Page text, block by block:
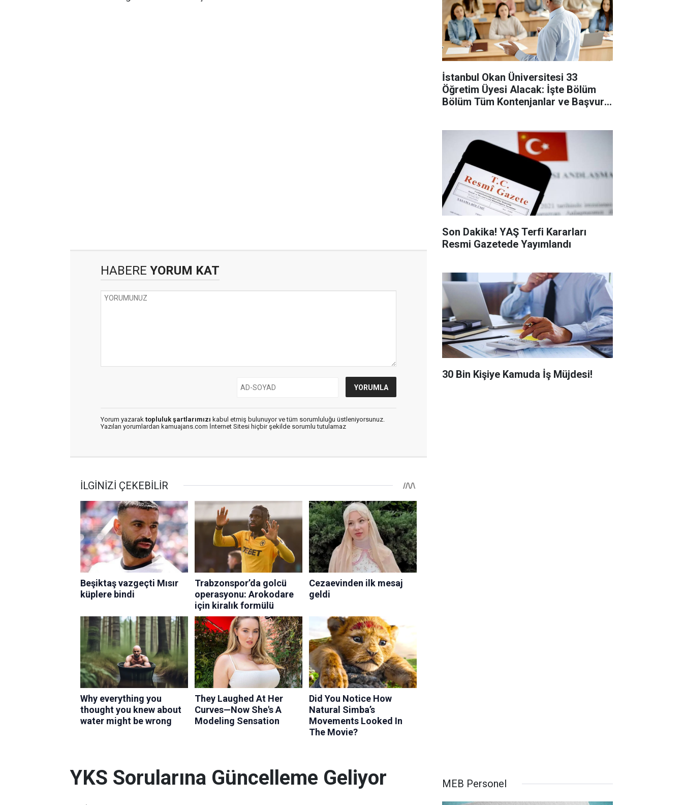
HABERE YORUM KAT
Yorum yazarak topluluk şartlarımızı kabul etmiş bulunuyor ve tüm sorumluluğu üstleniyorsunuz.
Yazılan yorumlardan kamuajans.com İnternet Sitesi hiçbir şekilde sorumlu tutulamaz
İstanbul Okan Üniversitesi 33
Öğretim Üyesi Alacak: İşte Bölüm
Bölüm Tüm Kontenjanlar ve Başvuru
Son Dakika! YAŞ Terfi Kararları
Resmi Gazetede Yayımlandı
​30 Bin Kişiye Kamuda İş Müjdesi!
YKS Sorularına Güncelleme Geliyor MEB Personel